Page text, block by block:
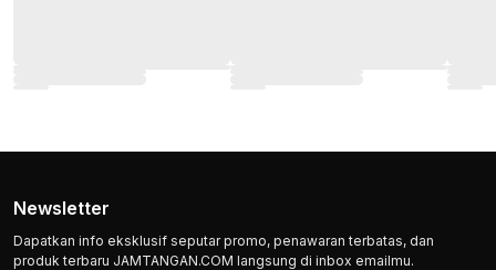
Newsletter
Dapatkan info eksklusif seputar promo, penawaran terbatas, dan
produk terbaru JAMTANGAN.COM langsung di inbox emailmu.